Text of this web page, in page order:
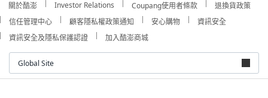
關於酷澎 Investor Relations Coupang使用者條款
退換貨政策
信任管理中心
顧客隱私權政策通知 安心購物
資訊安全
資訊安全及隱私保護認證
加入酷澎商城
Global Site